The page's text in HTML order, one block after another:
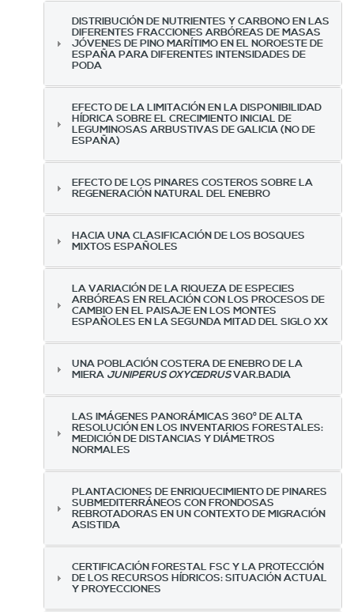
DISTRIBUCIÓN DE NUTRIENTES Y CARBONO EN LAS
DIFERENTES FRACCIONES ARBÓREAS DE MASAS
JÓVENES DE PINO MARÍTIMO EN EL NOROESTE DE
ESPAÑA PARA DIFERENTES INTENSIDADES DE
PODA
EFECTO DE LA LIMITACIÓN EN LA DISPONIBILIDAD
HÍDRICA SOBRE EL CRECIMIENTO INICIAL DE
LEGUMINOSAS ARBUSTIVAS DE GALICIA (NO DE
ESPAÑA)
EFECTO DE LOS PINARES COSTEROS SOBRE LA
REGENERACIÓN NATURAL DEL ENEBRO
HACIA UNA CLASIFICACIÓN DE LOS BOSQUES
MIXTOS ESPAÑOLES
LA VARIACIÓN DE LA RIQUEZA DE ESPECIES
ARBÓREAS EN RELACIÓN CON LOS PROCESOS DE
CAMBIO EN EL PAISAJE EN LOS MONTES
ESPAÑOLES EN LA SEGUNDA MITAD DEL SIGLO XX
UNA POBLACIÓN COSTERA DE ENEBRO DE LA
MIERA JUNIPERUS OXYCEDRUSVAR.BADIA
LAS IMÁGENES PANORÁMICAS 360º DE ALTA
RESOLUCIÓN EN LOS INVENTARIOS FORESTALES:
MEDICIÓN DE DISTANCIAS Y DIÁMETROS
NORMALES
PLANTACIONES DE ENRIQUECIMIENTO DE PINARES
SUBMEDITERRÁNEOS CON FRONDOSAS
REBROTADORAS EN UN CONTEXTO DE MIGRACIÓN
ASISTIDA
CERTIFICACIÓN FORESTAL FSC Y LA PROTECCIÓN
DE LOS RECURSOS HÍDRICOS: SITUACIÓN ACTUAL
Y PROYECCIONES